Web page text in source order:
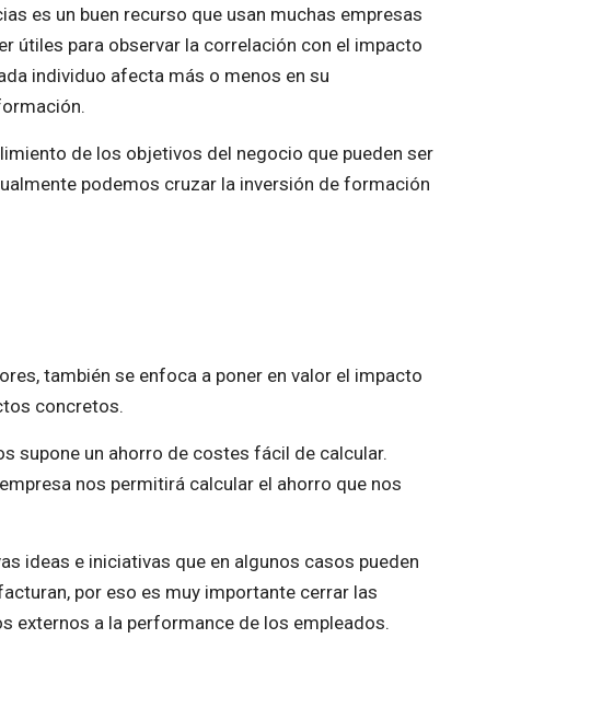
es un buen recurso que usan muchas empresas
útiles para observar la correlación con el impacto
individuo afecta más o menos en su
de los objetivos del negocio que pueden ser
podemos cruzar la inversión de formación
también se enfoca a poner en valor el impacto
concretos.
supone un ahorro de costes fácil de calcular.
nos permitirá calcular el ahorro que nos
ideas e iniciativas que en algunos casos pueden
por eso es muy importante cerrar las
externos a la performance de los empleados.